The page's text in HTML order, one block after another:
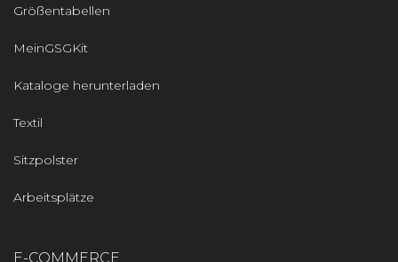
Größentabellen
MeinGSGKit
Kataloge herunterladen
Textil
Sitzpolster
Arbeitsplätze
E-COMMERCE